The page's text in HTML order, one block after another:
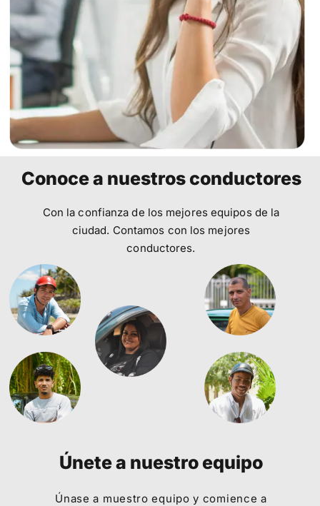
Conoce a nuestros conductores
Con la confianza de los mejores equipos de la
ciudad. Contamos con los mejores
conductores.
Únete a nuestro equipo
Únase a muestro equipo y comience a